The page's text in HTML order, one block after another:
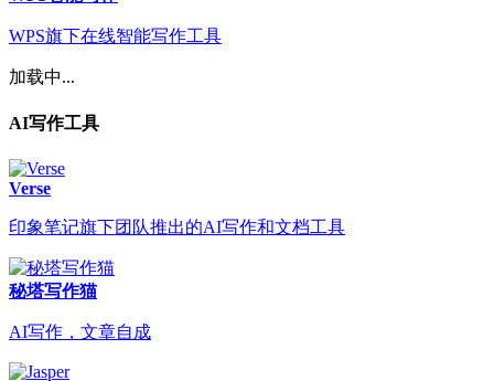
WPS旗下在线智能写作工具
加载中...
AI写作工具
Verse
印象笔记旗下团队推出的AI写作和文档工具
秘塔写作猫
AI写作，文章自成